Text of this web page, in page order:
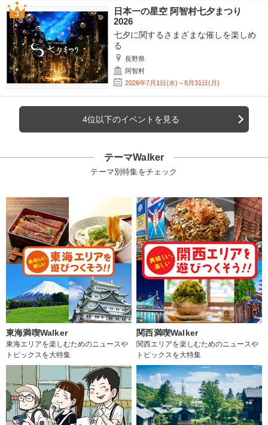
日本一の星空 阿智村七夕まつり
2026
七夕に関するさまざまな催しを楽しめ
る
長野県
阿智村
2026年7月1日(水)～8月31日(月)
4位以下のイベントを見る
テーマWalker
テーマ別特集をチェック
東海満喫Walker
東海エリアを楽しむためのニュースや
トピックスを大特集
関西満喫Walker
関西エリアを楽しむためのニュースや
トピックスを大特集